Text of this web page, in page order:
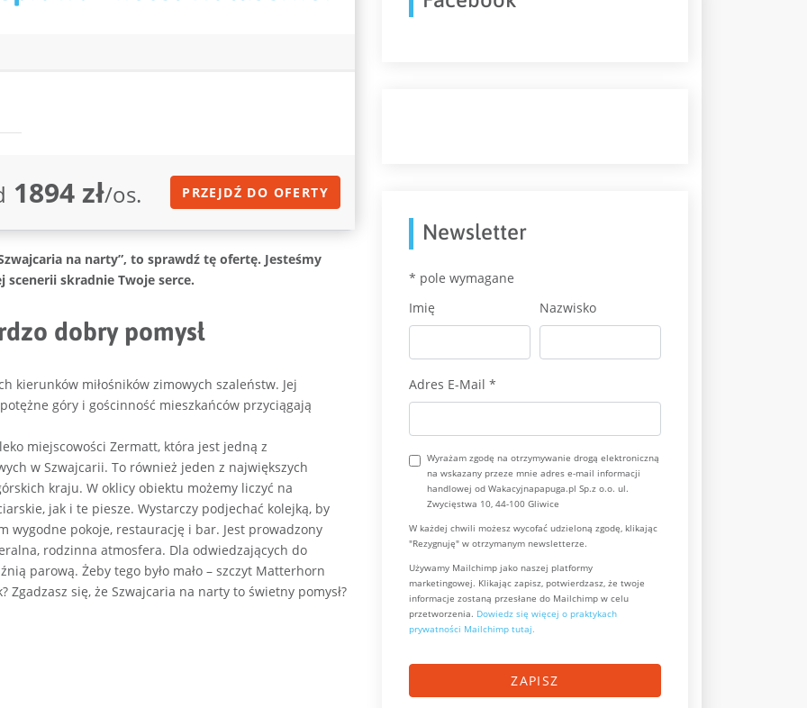
1894 zł/os. PRZEJDŹ DO OFERTY
na narty”, to sprawdź tę ofertę. Jesteśmy
skradnie Twoje serce.
dobry pomysł
kierunków miłośników zimowych szaleństw. Jej
góry i gościnność mieszkańców przyciągają
miejscowości Zermatt, która jest jedną z
w Szwajcarii. To również jeden z największych
kraju. W oklicy obiektu możemy liczyć na
jak i te piesze. Wystarczy podjechać kolejką, by
wygodne pokoje, restaurację i bar. Jest prowadzony
rodzinna atmosfera. Dla odwiedzających do
parową. Żeby tego było mało – szczyt Matterhorn
się, że Szwajcaria na narty to świetny pomysł?
Newsletter
* pole wymagane
Imię
Nazwisko
Adres E-Mail *
Wyrażam zgodę na otrzymywanie drogą elektroniczną
na wskazany przeze mnie adres e-mail informacji
handlowej od Wakacyjnapapuga.pl Sp.z o.o. ul.
Zwycięstwa 10, 44-100 Gliwice
W każdej chwili możesz wycofać udzieloną zgodę, klikając
"Rezygnuję" w otrzymanym newsletterze.
Używamy Mailchimp jako naszej platformy
marketingowej. Klikając zapisz, potwierdzasz, że twoje
informacje zostaną przesłane do Mailchimp w celu
przetworzenia. Dowiedz się więcej o praktykach
prywatności Mailchimp tutaj.
ZAPISZ